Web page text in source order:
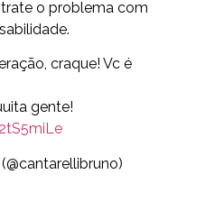
o problema com
craque! Vc é
gente!